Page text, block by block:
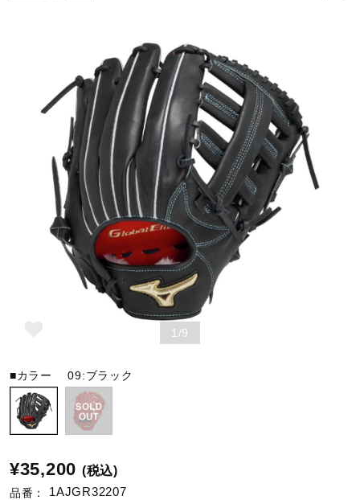
ゴルフ
スイム
バレーボール
テニス／ソフトテニス
バドミントン
卓球
ソフトボール
1/9
■カラー09:ブラック
¥35,200 (税込)
品番： 1AJGR32207